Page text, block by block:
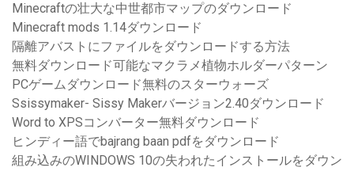
Minecraftの壮大な中世都市マップのダウンロード
Minecraft mods 1.14ダウンロード
隔離アバストにファイルをダウンロードする方法
無料ダウンロード可能なマクラメ植物ホルダーパターン
PCゲームダウンロード無料のスターウォーズ
Ssissymaker- Sissy Makerバージョン2.40ダウンロード
Word to XPSコンバーター無料ダウンロード
ヒンディー語でbajrang baan pdfをダウンロード
組み込みのWINDOWS 10の失われたインストールをダウン